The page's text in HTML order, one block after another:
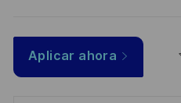
Aplicar ahora